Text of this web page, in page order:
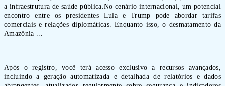
a infraestrutura de saúde pública.No cenário internacional, um potencial
encontro entre os presidentes Lula e Trump pode abordar tarifas
comerciais e relações diplomáticas. Enquanto isso, o desmatamento da
Amazônia ...
Após o registro, você terá acesso exclusivo a recursos avançados,
incluindo a geração automatizada e detalhada de relatórios e dados